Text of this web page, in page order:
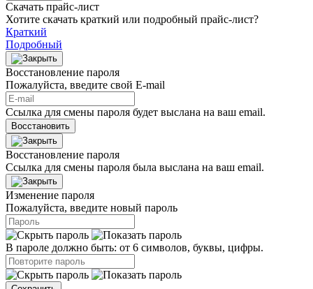
Скачать прайс-лист
Хотите скачать краткий или подробный прайс-лист?
Краткий
Подробный
Восстановление пароля
Пожалуйста, введите свой E‑mail
Ссылка для смены пароля будет выслана на ваш email.
Восстановить
Восстановление пароля
Ссылка для смены пароля была выслана на ваш email.
Изменение пароля
Пожалуйста, введите новый пароль
В пароле должно быть: от 6 символов, буквы, цифры.